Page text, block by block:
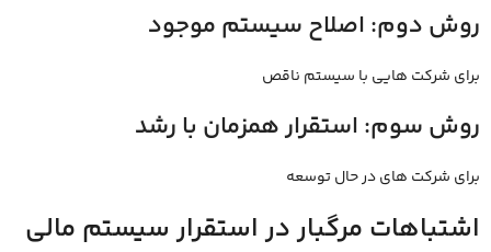
روش دوم: اصلاح سیستم موجود
برای شرکت ‌هایی با سیستم ناقص
روش سوم: استقرار همزمان با رشد
برای شرکت ‌های در حال توسعه
اشتباهات مرگبار در استقرار سیستم مالی